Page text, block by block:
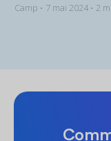
Camp • 7 mai 2024 • 2